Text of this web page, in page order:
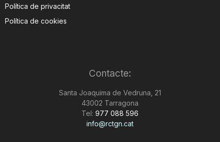
g
Política de privacitat
Política de cookies
Contacte:
Santa Joaquima de Vedruna, 21
43002 Tarragona
Tel: 977 088 596
info@rctgn.cat